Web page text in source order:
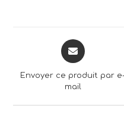
Opens
in
new
Envoyer ce produit par
mail